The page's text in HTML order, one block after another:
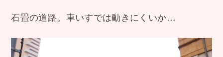
石畳の道路。車いすでは動きにくいか…